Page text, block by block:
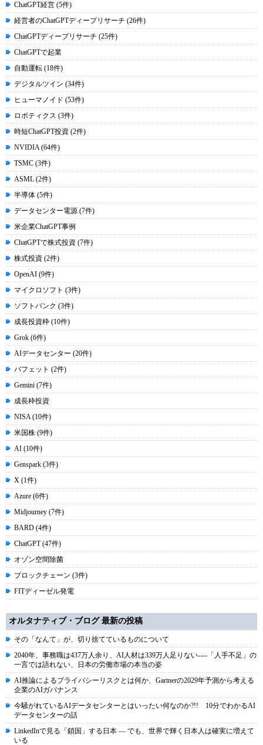
ChatGPT経営 (5件)
経営者のChatGPTディープリサーチ (26件)
ChatGPTディープリサーチ (25件)
ChatGPTで起業
自動運転 (18件)
デジタルツイン (34件)
ヒューマノイド (53件)
ロボティクス (3件)
時短ChatGPT投資 (2件)
NVIDIA (64件)
TSMC (3件)
ASML (2件)
半導体 (5件)
データセンター電源 (7件)
米企業ChatGPT事例
ChatGPTで株式投資 (7件)
株式投資 (2件)
OpenAI (9件)
マイクロソフト (3件)
ソフトバンク (3件)
成長投資枠 (10件)
Grok (6件)
AIデータセンター (20件)
バフェット (2件)
Gemini (7件)
成長枠投資
NISA (10件)
米国株 (9件)
AI (10件)
Genspark (3件)
X (1件)
Azure (6件)
Midjourney (7件)
BARD (4件)
ChatGPT (47件)
オゾン空間除菌
ブロックチェーン (3件)
FITディーゼル発電
オルタナティブ・ブログ 最新の投稿
その「なんて」が、切り捨てているものについて
2040年、事務職は437万人余り、AI人材は339万人足りない----「人手不足」の
一言では語れない、日本の労働市場の本当の姿
AI推論によるプライバシーリスクとは何か、Gartnerの2029年予測から考える
企業のAIガバナンス
今騒がれているAIデータセンターとはいったい何なのか?!! 10分でわかるAI
データセンターの話
LinkedInで見る「鎖国」する日本 ― でも、世界で輝く日本人は確実に増えて
いる